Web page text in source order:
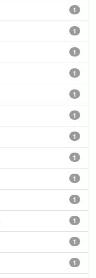
1
1
1
1
1
1
1
1
1
1
1
1
1